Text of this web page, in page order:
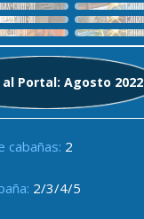
Portal: Agosto 2022
cabañas: 2
2/3/4/5